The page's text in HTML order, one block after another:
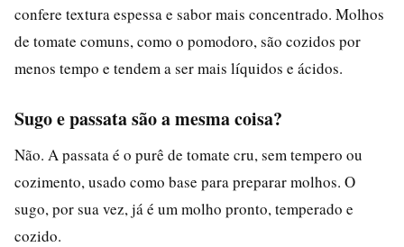
confere textura espessa e sabor mais concentrado. Molhos
de tomate comuns, como o pomodoro, são cozidos por
menos tempo e tendem a ser mais líquidos e ácidos.
Sugo e passata são a mesma coisa?
Não. A passata é o purê de tomate cru, sem tempero ou
cozimento, usado como base para preparar molhos. O
sugo, por sua vez, já é um molho pronto, temperado e
cozido.